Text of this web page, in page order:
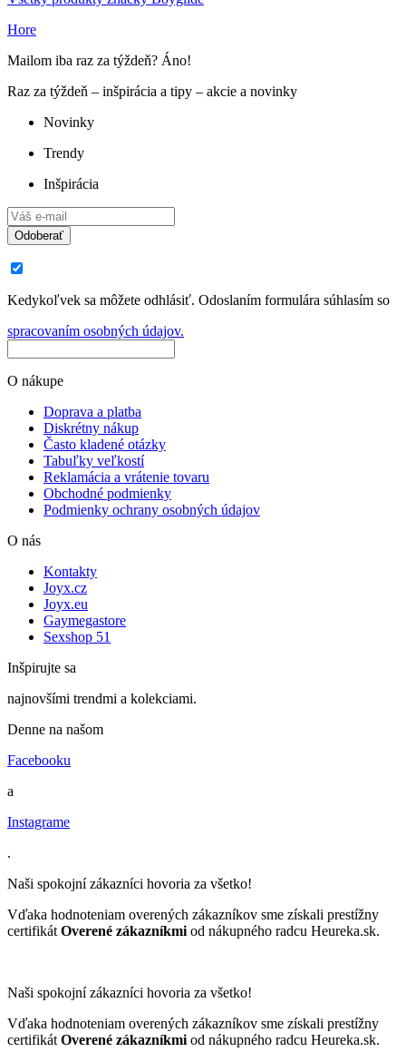
Hore
Mailom iba raz za týždeň? Áno!
Raz za týždeň – inšpirácia a tipy – akcie a novinky
Novinky
Trendy
Inšpirácia
Odoberať
Kedykoľvek sa môžete odhlásiť. Odoslaním formulára súhlasím so
spracovaním osobných údajov.
O nákupe
Doprava a platba
Diskrétny nákup
Často kladené otázky
Tabuľky veľkostí
Reklamácia a vrátenie tovaru
Obchodné podmienky
Podmienky ochrany osobných údajov
O nás
Kontakty
Joyx.cz
Joyx.eu
Gaymegastore
Sexshop 51
Inšpirujte sa
najnovšími trendmi a kolekciami.
Denne na našom
Facebooku
a
Instagrame
.
Naši spokojní zákazníci hovoria za všetko!
Vďaka hodnoteniam overených zákazníkov sme získali prestížny
certifikát Overené zákazníkmi od nákupného radcu Heureka.sk.
Naši spokojní zákazníci hovoria za všetko!
Vďaka hodnoteniam overených zákazníkov sme získali prestížny
certifikát Overené zákazníkmi od nákupného radcu Heureka.sk.